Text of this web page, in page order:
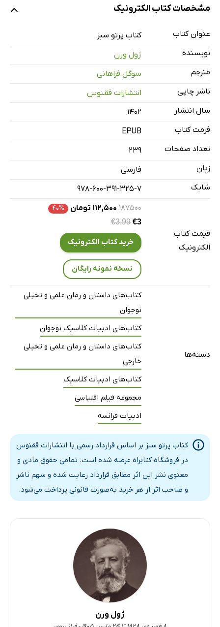
6. گرداب کاریوْرِکَن
7. آریستوبولوس اورسیکلوس
8. ابری در افق
9. سخنان خانم بت
12. برنامه‌های جدید
13. کرامات دریا
16. دو شلیک اسلحه
17. در کشتی کلوریندا
مشخصات کتاب الکترونیک
عنوان کتاب
کتاب پرتو سبز
نویسنده
ژول ورن
مترجم
سوگل فراهانی
ناشر چاپی
انتشارات ققنوس
سال انتشار
۱۴۰۲
فرمت کتاب
EPUB
تعداد صفحات
239
زبان
فارسی
شابک
978-600-391-325-7
قیمت کتاب
الکترونیک
۱۸۷۵۰۰ ۱۱۲,۵۰۰ تومان ۴۰%
€3.99 €3
خرید کتاب الکترونیک
نسخه نمونه رایگان
دسته‌ها
کتاب‌های داستان و رمان علمی و تخیلی
نوجوان
کتاب‌های ادبیات کلاسیک نوجوان
کتاب‌های داستان و رمان علمی و تخیلی
خارجی
کتاب‌های ادبیات کلاسیک
مجموعه فیلم اقتباسی
ادبیات فرانسه
کتاب پرتو سبز بر اساس قرارداد رسمی با انتشارات ققنوس
در فروشگاه کتابراه عرضه شده است. تمامی حقوق مادی و
معنوی نشر این اثر مطابق قرارداد رعایت شده و سهم ناشر
و صاحب اثر از هر خرید به‌صورت قانونی پرداخت می‌شود.
ژول ورن